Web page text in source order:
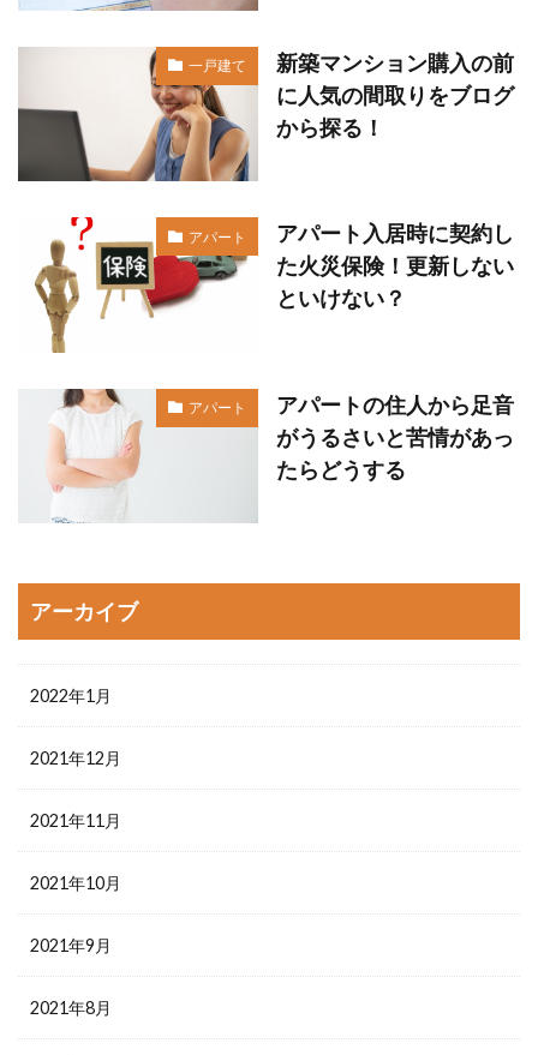
一戸建て
新築マンション購入の前
に人気の間取りをブログ
から探る！
アパート
アパート入居時に契約し
た火災保険！更新しない
といけない？
アパート
アパートの住人から足音
がうるさいと苦情があっ
たらどうする
アーカイブ
2022年1月
2021年12月
2021年11月
2021年10月
2021年9月
2021年8月